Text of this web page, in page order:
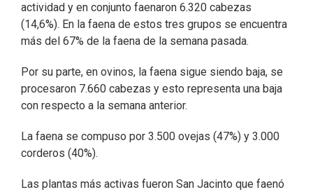
actividad y en conjunto faenaron 6.320 cabezas
(14,6%). En la faena de estos tres grupos se encuentra
más del 67% de la faena de la semana pasada.
Por su parte, en ovinos, la faena sigue siendo baja, se
procesaron 7.660 cabezas y esto representa una baja
con respecto a la semana anterior.
La faena se compuso por 3.500 ovejas (47%) y 3.000
corderos (40%).
Las plantas más activas fueron San Jacinto que faenó